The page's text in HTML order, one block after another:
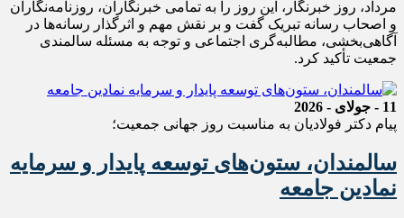
مرداد، روز خبرنگار، این روز را به تمامی خبرنگاران، روزنامه‌نگاران
و اصحاب رسانه تبریک گفت و بر نقش مهم و اثرگذار رسانه‌ها در
آگاهی‌بخشی، مطالبه‌گری اجتماعی و توجه به مسئله سالمندی
جمعیت تأکید کرد.
11 - جولای - 2026
پیام دکتر فولادیان به مناسبت روز جهانی جمعیت؛
سالمندان، ستون‌های توسعه پایدار و سرمایه
نمادین جامعه